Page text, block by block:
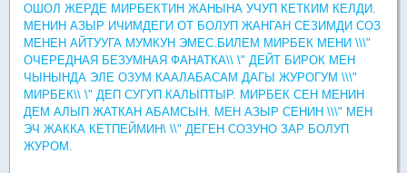
ОШОЛ ЖЕРДЕ МИРБЕКТИН ЖАНЫНА УЧУП КЕТКИМ КЕЛДИ.
МЕНИН АЗЫР ИЧИМДЕГИ ОТ БОЛУП ЖАНГАН СЕЗИМДИ СОЗ
МЕНЕН АЙТУУГА МУМКУН ЭМЕС.БИЛЕМ МИРБЕК МЕНИ \\\"
ОЧЕРЕДНАЯ БЕЗУМНАЯ ФАНАТКА\\ \" ДЕЙТ БИРОК МЕН
ЧЫНЫНДА ЭЛЕ ОЗУМ КААЛАБАСАМ ДАГЫ ЖУРОГУМ \\\"
МИРБЕК\\ \" ДЕП СУГУП КАЛЫПТЫР. МИРБЕК СЕН МЕНИН
ДЕМ АЛЫП ЖАТКАН АБАМСЫН. МЕН АЗЫР СЕНИН \\\" МЕН
ЭЧ ЖАККА КЕТПЕЙМИН\ \\" ДЕГЕН СОЗУНО ЗАР БОЛУП
ЖУРОМ.